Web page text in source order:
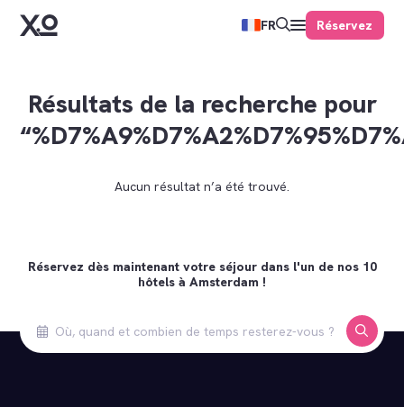
FR Réservez
Résultats de la recherche pour
Aucun résultat n’a été trouvé.
Réservez dès maintenant votre séjour dans l'un de nos 10
hôtels à Amsterdam !